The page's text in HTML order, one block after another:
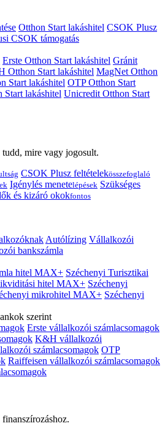
Otthon Start lakáshitel CSOK Plusz
CSOK támogatás
Erste Otthon Start lakáshitel Gránit
Otthon Start lakáshitel MagNet Otthon
Start lakáshitel OTP Otthon Start
Start lakáshitel Unicredit Otthon Start
mire vagy jogosult.
CSOK Plusz feltételekösszefoglaló
Igénylés menetelépések Szükséges
és kizáró okokfontos
Autólízing Vállalkozói
bankszámla
hitel MAX+ Széchenyi Turisztikai
hitel MAX+ Széchenyi
mikrohitel MAX+ Széchenyi
szerint
Erste vállalkozói számlacsomagok
K&H vállalkozói
számlacsomagok OTP
Raiffeisen vállalkozói számlacsomagok